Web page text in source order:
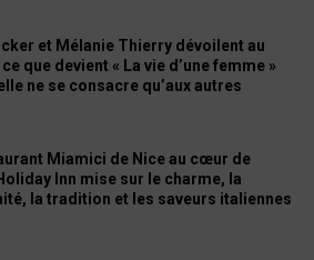
et Mélanie Thierry dévoilent au
que devient « La vie d’une femme »
ne se consacre qu’aux autres
Miamici de Nice au cœur de
Inn mise sur le charme, la
la tradition et les saveurs italiennes